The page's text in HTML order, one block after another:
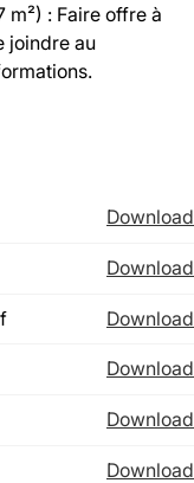
m²) : Faire offre à
joindre au
Download
Download
Download
Download
Download
Download